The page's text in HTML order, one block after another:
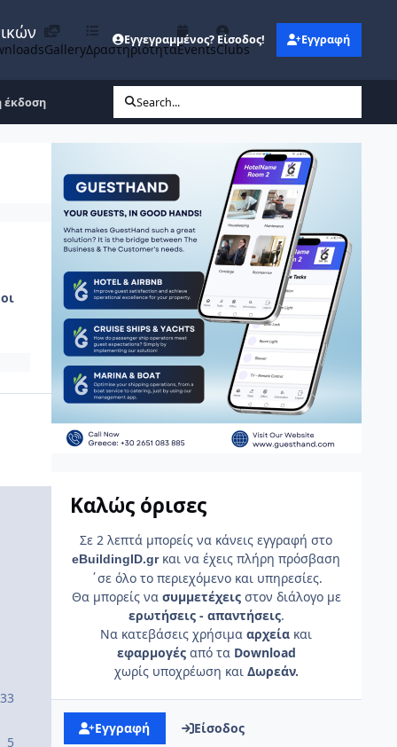
GalleryΔραστηριότηταEventsClubs
Εγγεγραμμένος? Είσοδος! Εγγραφή
έκδοση Search...
5
Καλώς όρισες
Σε 2 λεπτά μπορείς να κάνεις εγγραφή στο
eBuildingID.gr και να έχεις πλήρη πρόσβαση
΄σε όλο το περιεχόμενο και υπηρεσίες.
Θα μπορείς να συμμετέχειςστον διάλογο με
ερωτήσεις - απαντήσεις.
Να κατεβάσεις χρήσιμααρχεία και
εφαρμογέςαπό τα Download
χωρίς υποχρέωση και Δωρεάν.
Εγγραφή Είσοδος